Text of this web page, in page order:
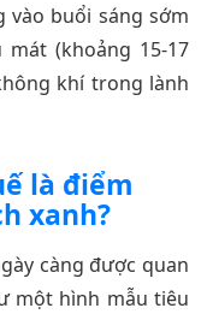
vào buổi sáng sớm
(khoảng 15-17
khí trong lành
là điểm
xanh?
càng được quan
một hình mẫu tiêu